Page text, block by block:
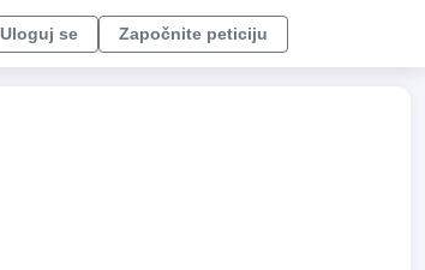
Uloguj se Započnite peticiju